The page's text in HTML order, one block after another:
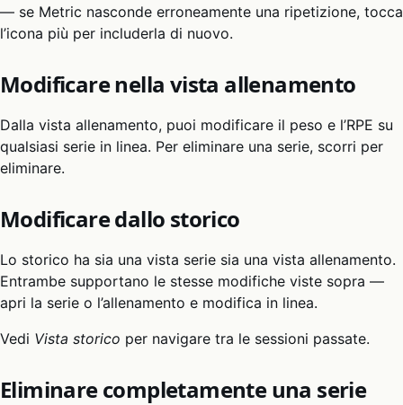
— se Metric nasconde erroneamente una ripetizione, tocca
l’icona più per includerla di nuovo.
Modificare nella vista allenamento
Dalla vista allenamento, puoi modificare il peso e l’RPE su
qualsiasi serie in linea. Per eliminare una serie, scorri per
eliminare.
Modificare dallo storico
Lo storico ha sia una vista serie sia una vista allenamento.
Entrambe supportano le stesse modifiche viste sopra —
apri la serie o l’allenamento e modifica in linea.
Vedi Vista storico per navigare tra le sessioni passate.
Eliminare completamente una serie